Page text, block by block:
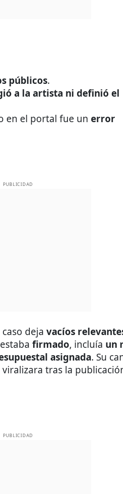
públicos.
a la artista ni definió el
en el portal fue un error
PUBLICIDAD
deja vacíos
firmado, incluía un
asignada. Su
tras la
PUBLICIDAD